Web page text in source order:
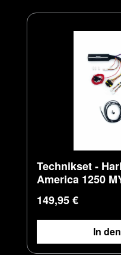
Technikset -
America 1250
Regulärer Preis:
149,95 €
In